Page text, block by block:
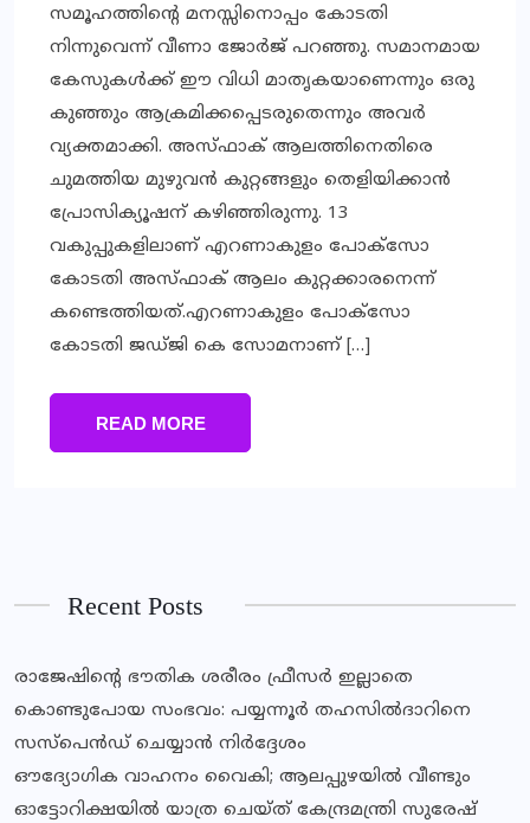
സമൂഹത്തിന്റെ മനസ്സിനൊപ്പം കോടതി
നിന്നുവെന്ന് വീണാ ജോർജ് പറഞ്ഞു. സമാനമായ
കേസുകൾക്ക് ഈ വിധി മാതൃകയാണെന്നും ഒരു
കുഞ്ഞും ആക്രമിക്കപ്പെടരുതെന്നും അവർ
വ്യക്തമാക്കി. അസ്ഫാക് ആലത്തിനെതിരെ
ചുമത്തിയ മുഴുവൻ കുറ്റങ്ങളും തെളിയിക്കാൻ
പ്രോസിക്യൂഷന് കഴിഞ്ഞിരുന്നു. 13
വകുപ്പുകളിലാണ് എറണാകുളം പോക്സോ
കോടതി അസ്ഫാക് ആലം കുറ്റക്കാരനെന്ന്
കണ്ടെത്തിയത്.എറണാകുളം പോക്സോ
കോടതി ജഡ്ജി കെ സോമനാണ് […]
READ MORE
Recent Posts
രാജേഷിന്റെ ഭൗതിക ശരീരം ഫ്രീസര്‍ ഇല്ലാതെ
കൊണ്ടുപോയ സംഭവം: പയ്യന്നൂര്‍ തഹസില്‍ദാറിനെ
സസ്‌പെന്‍ഡ് ചെയ്യാന്‍ നിര്‍ദ്ദേശം
ഔദ്യോഗിക വാഹനം വൈകി; ആലപ്പുഴയിൽ വീണ്ടും
ഓട്ടോറിക്ഷയിൽ യാത്ര ചെയ്ത് കേന്ദ്രമന്ത്രി സുരേഷ്